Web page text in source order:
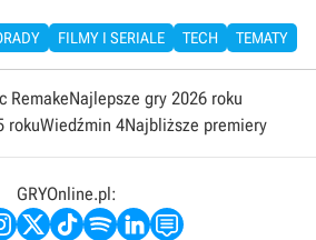
FILMY I SERIALE TECH TEMATY
RemakeNajlepsze gry 2026 roku
rokuWiedźmin 4Najbliższe premiery
GRYOnline.pl: